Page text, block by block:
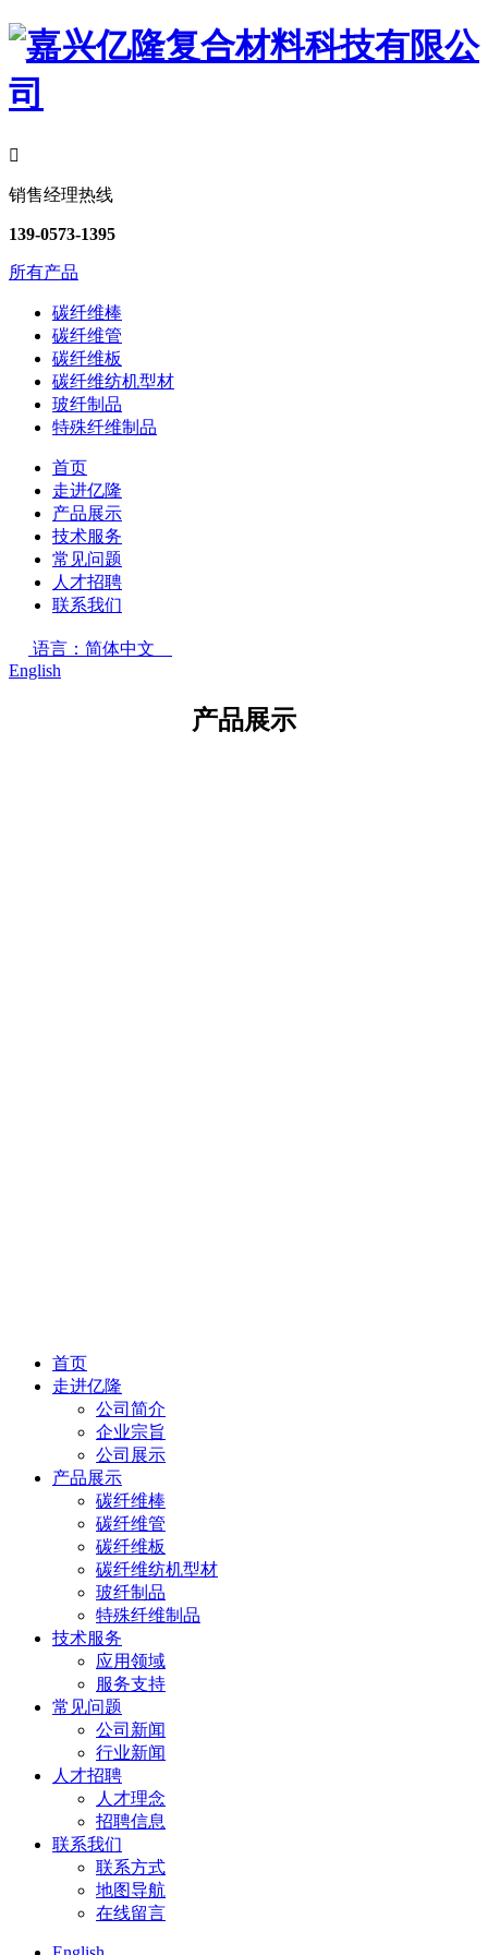

销售经理热线
139-0573-1395
所有产品
碳纤维棒
碳纤维管
碳纤维板
碳纤维纺机型材
玻纤制品
特殊纤维制品
首页
走进亿隆
产品展示
技术服务
常见问题
人才招聘
联系我们
语言：简体中文
English
产品展示
首页
走进亿隆
公司简介
企业宗旨
公司展示
产品展示
碳纤维棒
碳纤维管
碳纤维板
碳纤维纺机型材
玻纤制品
特殊纤维制品
技术服务
应用领域
服务支持
常见问题
公司新闻
行业新闻
人才招聘
人才理念
招聘信息
联系我们
联系方式
地图导航
在线留言